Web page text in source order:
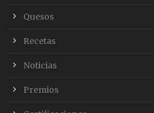
Quesos
Recetas
Noticias
Premios